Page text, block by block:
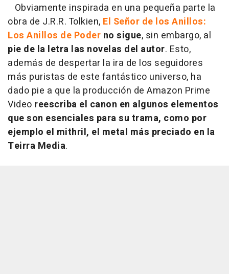
Obviamente inspirada en una pequeña parte la
obra de J.R.R. Tolkien, El Señor de los Anillos:
Los Anillos de Poder no sigue, sin embargo, al
pie de la letra las novelas del autor. Esto,
además de despertar la ira de los seguidores
más puristas de este fantástico universo, ha
dado pie a que la producción de Amazon Prime
Video reescriba el canon en algunos elementos
que son esenciales para su trama, como por
ejemplo el mithril, el metal más preciado en la
Teirra Media.